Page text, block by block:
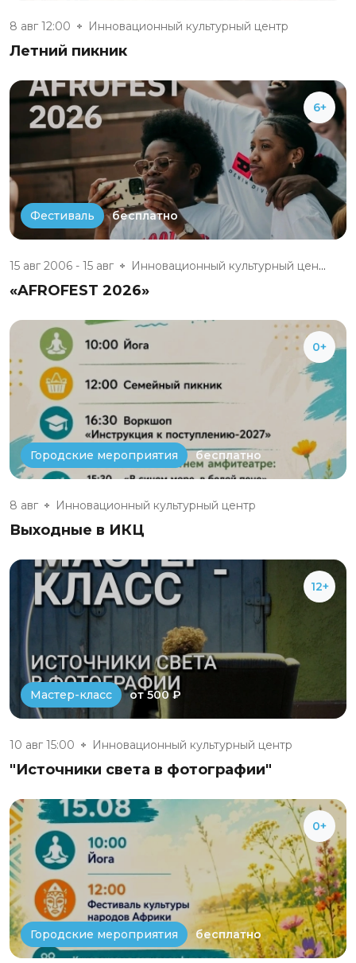
8 авг 12:00 Инновационный культурный центр
Летний пикник
6+
Фестиваль бесплатно
15 авг 2006 - 15 авг Инновационный культурный центр
«AFROFEST 2026»
0+
Городские мероприятия бесплатно
8 авг Инновационный культурный центр
Выходные в ИКЦ
12+
Мастер-класс от 500 ₽
10 авг 15:00 Инновационный культурный центр
"Источники света в фотографии"
0+
Городские мероприятия бесплатно